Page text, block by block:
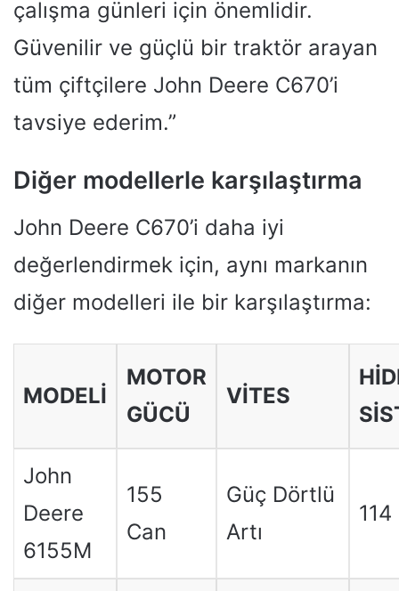
çalışma günleri için önemlidir.
Güvenilir ve güçlü bir traktör arayan
tüm çiftçilere John Deere C670’i
tavsiye ederim.”
Diğer modellerle karşılaştırma
John Deere C670’i daha iyi
değerlendirmek için, aynı markanın
diğer modelleri ile bir karşılaştırma:
MODELI
MOTOR
GÜCÜ
VITES
John
Deere
6155M
155
Can
Güç Dörtlü
Artı